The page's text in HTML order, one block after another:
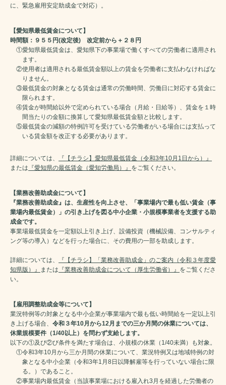
に、緊急雇用安定助成金で対応）。
【愛知県最低賃金について】
時間額：９５５円(改定後) 改定前から＋２８円
①愛知県最低賃金は、愛知県下の事業場で働くすべての労働者に適用され
ます。
②使用者は適用される最低賃金額以上の賃金を労働者に支払わなければな
りません。
③最低賃金の対象となる賃金は通常の労働時間、労働日に対応する賃金に
限られます。
④賃金が時間給以外で定められている場合（月給・日給等）、賃金を１時
間当たりの金額に換算して愛知県最低賃金額と比較します。
⑤最低賃金の減額の特例許可を受けている労働者がいる場合には支払って
いる賃金額を改正する必要があります。
詳細については、
『【チラシ】愛知県最低賃金（令和3年10月1日から）』
または 『愛知県の最低賃金（愛知労働局）』 をご覧ください。
【業務改善助成金について】
『業務改善助成金』は、生産性を向上させ、「事業場内で最も低い賃金（事
業場内最低賃金）」の引き上げを図る中小企業・小規模事業者を支援する助
成金です。
事業場最低賃金を一定額以上引き上げ、設備投資（機械設備、コンサルティ
ング等の導入）などを行った場合に、その費用の一部を助成します。
詳細については、
『【チラシ】「業務改善助成金」のご案内（令和３年度愛
知県版）』
または 『業務改善助成金について（厚生労働省）』 をご覧くださ
い。
【雇用調整助成金等について】
業況特例等の対象となる中小企業が事業場内で最も低い時間給を一定以上引
き上げる場合、 令和３年10月から12月までの三か月間の休業については、
休業規模要件（1/40以上）を問わず支給します。
以下の①及び②び条件を満たす場合は、小規模の休業（1/40未満）も対象。
①令和3年10月から三か月間の休業について、業況特例又は地域特例の対
象となる中小企業（令和3年1月8日以降解雇等を行っていない場合に限
る。）であること。
②事業場内最低賃金（当該事業場における雇入れ3月を経過した労働者の